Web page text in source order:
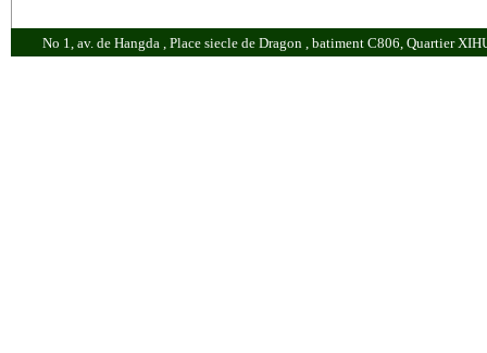
No 1, av. de Hangda , Place siecle de Dragon , batiment C806, Quartier